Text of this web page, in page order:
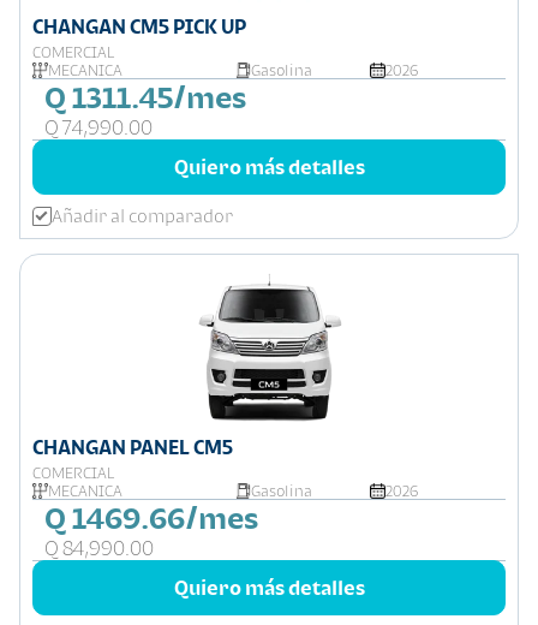
CHANGAN CM5 PICK UP
COMERCIAL
MECÁNICA
Gasolina 2026
Q 1311.45/mes
Q 74,990.00
Quiero más detalles
Añadir al comparador
CHANGAN PANEL CM5
COMERCIAL
MECÁNICA
Gasolina 2026
Q 1469.66/mes
Q 84,990.00
Quiero más detalles